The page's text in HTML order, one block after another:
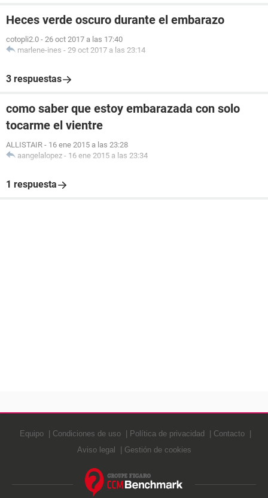
Heces verde oscuro durante el embarazo
cotopli2.0 - 26 oct 2017 a las 17:40
marlene-ines - 29 oct 2017 a las 23:14
3 respuestas
como saber que estoy embarazada con solo
tocarme el vientre
ALLISTAIR - 16 ene 2015 a las 23:28
aangelalopez - 16 ene 2015 a las 23:34
1 respuesta
Equipo Condiciones de uso Política de privacidad
Contacto
Aviso legal
Gestión de cookies